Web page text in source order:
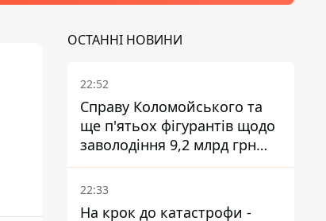
ОСТАННІ НОВИНИ
22:52
Справу Коломойського та
ще п'ятьох фігурантів щодо
заволодіння 9,2 млрд грн
ПриватБанку скерували до
суду
22:33
На крок до катастрофи -